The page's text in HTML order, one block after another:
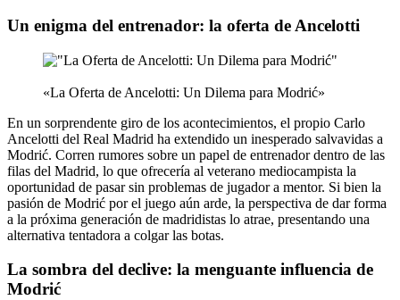
Un enigma del entrenador: la oferta de Ancelotti
«La Oferta de Ancelotti: Un Dilema para Modrić»
En un sorprendente giro de los acontecimientos, el propio Carlo
Ancelotti del Real Madrid ha extendido un inesperado salvavidas a
Modrić. Corren rumores sobre un papel de entrenador dentro de las
filas del Madrid, lo que ofrecería al veterano mediocampista la
oportunidad de pasar sin problemas de jugador a mentor. Si bien la
pasión de Modrić por el juego aún arde, la perspectiva de dar forma
a la próxima generación de madridistas lo atrae, presentando una
alternativa tentadora a colgar las botas.
La sombra del declive: la menguante influencia de
Modrić